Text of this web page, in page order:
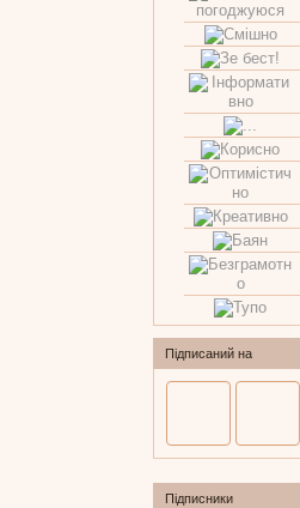
Підписаний на
Підписники